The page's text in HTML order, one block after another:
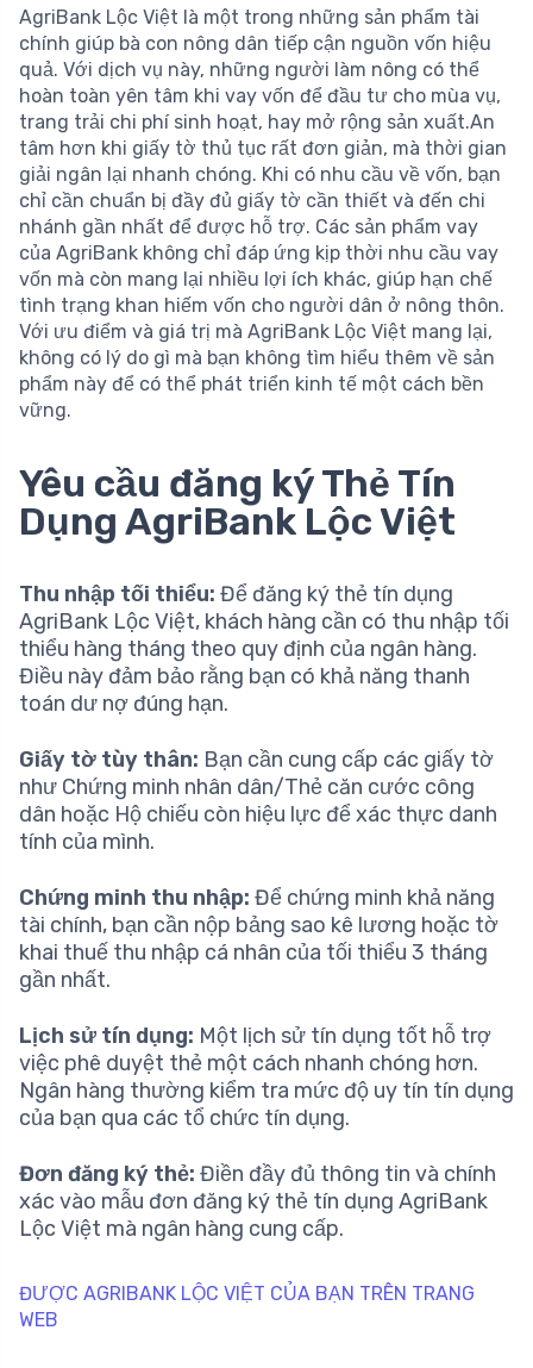
AgriBank Lộc Việt là một trong những sản phẩm tài
chính giúp bà con nông dân tiếp cận nguồn vốn hiệu
quả. Với dịch vụ này, những người làm nông có thể
hoàn toàn yên tâm khi vay vốn để đầu tư cho mùa vụ,
trang trải chi phí sinh hoạt, hay mở rộng sản xuất.An
tâm hơn khi giấy tờ thủ tục rất đơn giản, mà thời gian
giải ngân lại nhanh chóng. Khi có nhu cầu về vốn, bạn
chỉ cần chuẩn bị đầy đủ giấy tờ cần thiết và đến chi
nhánh gần nhất để được hỗ trợ. Các sản phẩm vay
của AgriBank không chỉ đáp ứng kịp thời nhu cầu vay
vốn mà còn mang lại nhiều lợi ích khác, giúp hạn chế
tình trạng khan hiếm vốn cho người dân ở nông thôn.
Với ưu điểm và giá trị mà AgriBank Lộc Việt mang lại,
không có lý do gì mà bạn không tìm hiểu thêm về sản
phẩm này để có thể phát triển kinh tế một cách bền
vững.
Yêu cầu đăng ký Thẻ Tín
Dụng AgriBank Lộc Việt
Thu nhập tối thiểu: Để đăng ký thẻ tín dụng
AgriBank Lộc Việt, khách hàng cần có thu nhập tối
thiểu hàng tháng theo quy định của ngân hàng.
Điều này đảm bảo rằng bạn có khả năng thanh
toán dư nợ đúng hạn.
Giấy tờ tùy thân: Bạn cần cung cấp các giấy tờ
như Chứng minh nhân dân/Thẻ căn cước công
dân hoặc Hộ chiếu còn hiệu lực để xác thực danh
tính của mình.
Chứng minh thu nhập: Để chứng minh khả năng
tài chính, bạn cần nộp bảng sao kê lương hoặc tờ
khai thuế thu nhập cá nhân của tối thiểu 3 tháng
gần nhất.
Lịch sử tín dụng: Một lịch sử tín dụng tốt hỗ trợ
việc phê duyệt thẻ một cách nhanh chóng hơn.
Ngân hàng thường kiểm tra mức độ uy tín tín dụng
của bạn qua các tổ chức tín dụng.
Đơn đăng ký thẻ: Điền đầy đủ thông tin và chính
xác vào mẫu đơn đăng ký thẻ tín dụng AgriBank
Lộc Việt mà ngân hàng cung cấp.
ĐƯỢC AGRIBANK LỘC VIỆT CỦA BẠN TRÊN TRANG
WEB